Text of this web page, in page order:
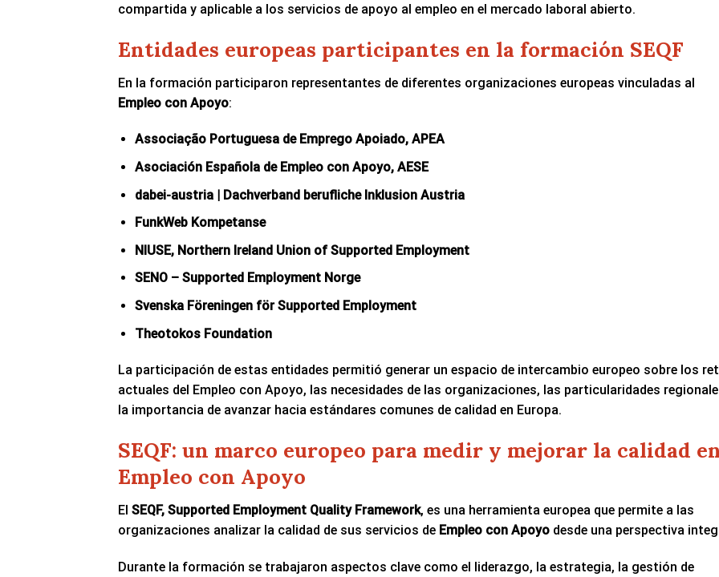
compartida y aplicable a los servicios de apoyo al empleo en el mercado laboral abierto.
Entidades europeas participantes en la formación SEQF
En la formación participaron representantes de diferentes organizaciones europeas vinculadas al
Empleo con Apoyo:
Associação Portuguesa de Emprego Apoiado, APEA
Asociación Española de Empleo con Apoyo, AESE
dabei-austria | Dachverband berufliche Inklusion Austria
FunkWeb Kompetanse
NIUSE, Northern Ireland Union of Supported Employment
SENO – Supported Employment Norge
Svenska Föreningen för Supported Employment
Theotokos Foundation
La participación de estas entidades permitió generar un espacio de intercambio europeo sobre los
actuales del Empleo con Apoyo, las necesidades de las organizaciones, las particularidades
la importancia de avanzar hacia estándares comunes de calidad en Europa.
SEQF: un marco europeo para medir y mejorar la calidad
Empleo con Apoyo
El SEQF, Supported Employment Quality Framework, es una herramienta europea que permite a las
organizaciones analizar la calidad de sus servicios de Empleo con Apoyo desde una perspectiva
Durante la formación se trabajaron aspectos clave como el liderazgo, la estrategia, la gestión de